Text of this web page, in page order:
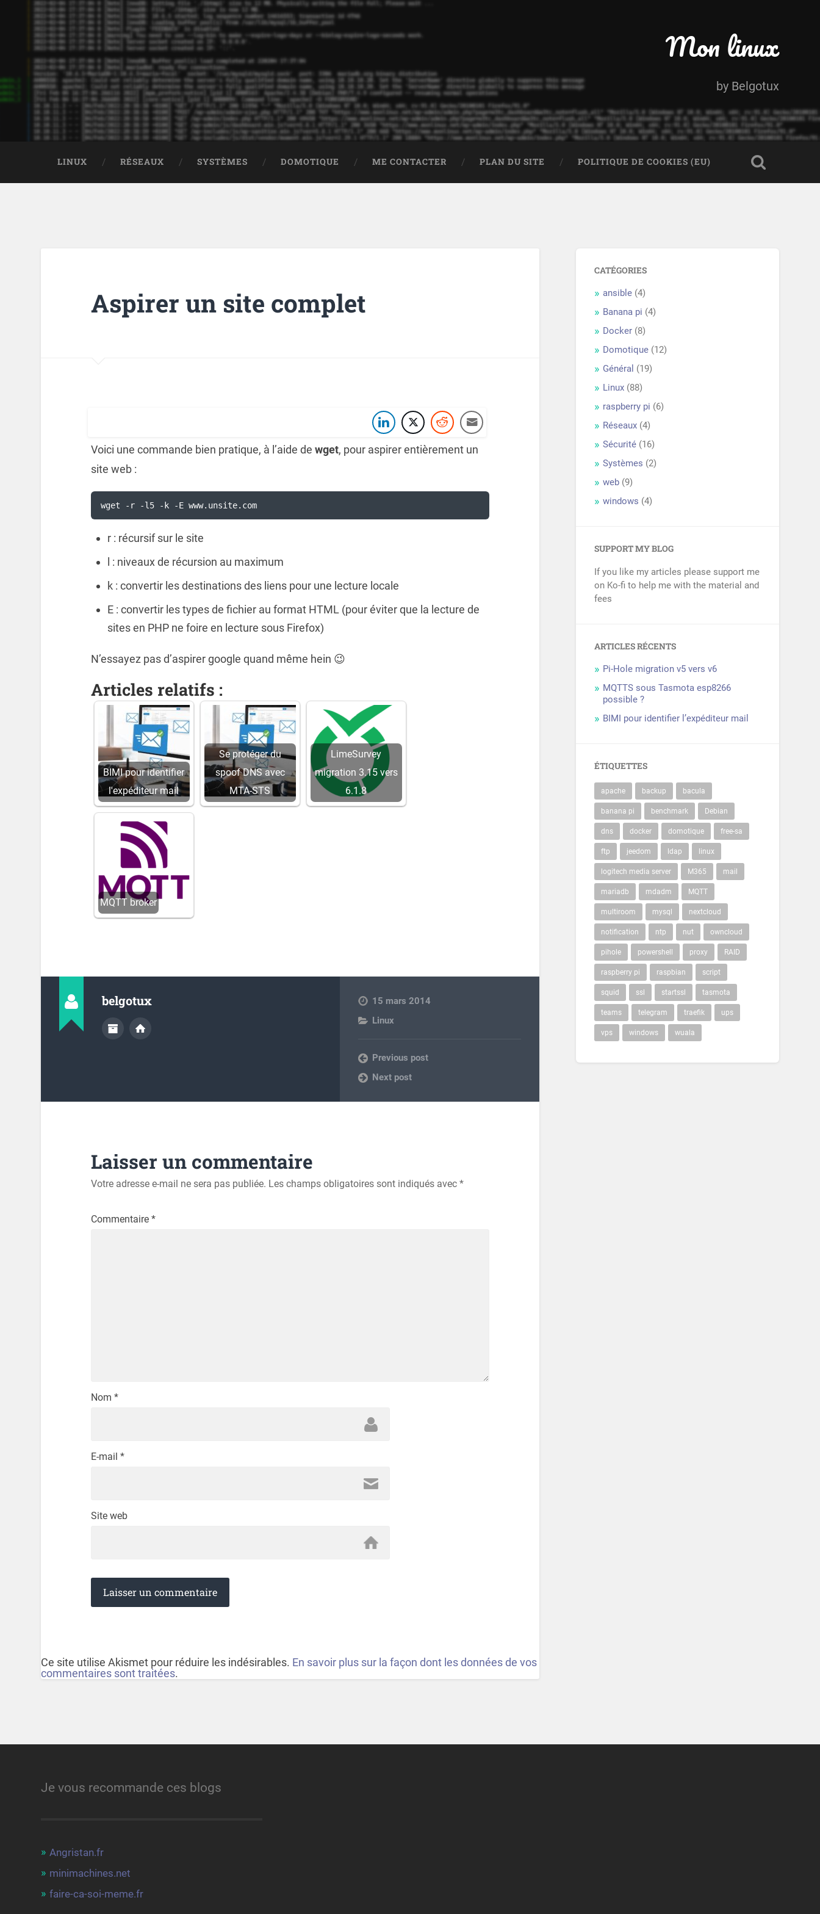
Mon linux
by Belgotux
LINUX RÉSEAUX SYSTÈMES DOMOTIQUE ME CONTACTER PLAN DU SITE POLITIQUE DE COOKIES (EU)
Aspirer un site complet
Voici une commande bien pratique, à l’aide de wget, pour aspirer entièrement un
site web :
wget -r -l5 -k -E www.unsite.com
r : récursif sur le site
l : niveaux de récursion au maximum
k : convertir les destinations des liens pour une lecture locale
E : convertir les types de fichier au format HTML (pour éviter que la lecture de
sites en PHP ne foire en lecture sous Firefox)
N’essayez pas d’aspirer google quand même hein 😉
Articles relatifs :
BIMI pour identifier
l'expéditeur mail
Se protéger du
spoof DNS avec
MTA-STS
LimeSurvey
migration 3.15 vers
6.1.8
MQTT broker
belgotux
15 mars 2014
Linux
Previous post
Next post
Laisser un commentaire
Votre adresse e-mail ne sera pas publiée. Les champs obligatoires sont indiqués avec *
Commentaire *
Nom *
E-mail *
Site web
Ce site utilise Akismet pour réduire les indésirables. En savoir plus sur la façon dont les données de vos
commentaires sont traitées.
CATÉGORIES
ansible (4)
Banana pi (4)
Docker (8)
Domotique (12)
Général (19)
Linux (88)
raspberry pi (6)
Réseaux (4)
Sécurité (16)
Systèmes (2)
web (9)
windows (4)
SUPPORT MY BLOG
If you like my articles please support me
on Ko-fi to help me with the material and
fees
ARTICLES RÉCENTS
Pi-Hole migration v5 vers v6
MQTTS sous Tasmota esp8266
possible ?
BIMI pour identifier l’expéditeur mail
ÉTIQUETTES
apache backup bacula
banana pi benchmark Debian
dns docker domotique free-sa
ftp jeedom ldap linux
logitech media server M365 mail
mariadb mdadm MQTT
multiroom mysql nextcloud
notification ntp nut owncloud
pihole powershell proxy RAID
raspberry pi raspbian script
squid ssl startssl tasmota
teams telegram traefik ups
vps windows wuala
Je vous recommande ces blogs
Angristan.fr
minimachines.net
faire-ca-soi-meme.fr